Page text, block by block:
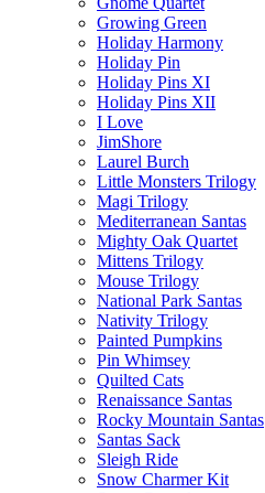
Growing Green
Holiday Harmony
Holiday Pin
Holiday Pins XI
Holiday Pins XII
I Love
JimShore
Laurel Burch
Little Monsters Trilogy
Magi Trilogy
Mediterranean Santas
Mighty Oak Quartet
Mittens Trilogy
Mouse Trilogy
National Park Santas
Nativity Trilogy
Painted Pumpkins
Pin Whimsey
Quilted Cats
Renaissance Santas
Rocky Mountain Santas
Santas Sack
Sleigh Ride
Snow Charmer Kit